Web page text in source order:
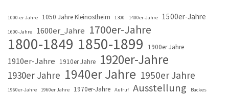
1000-er Jahre 1050 Jahre Kleinostheim 1300 1400er-Jahre 1500er-Jahre
1600-Jahre 1600er_Jahre 1700er-Jahre
1800-1849 1850-1899 1900er Jahre
1910er-Jahre 1910er Jahre 1920er-Jahre
1930er Jahre 1940er Jahre 1950er Jahre
1960er-Jahre 1960er Jahre 1970er-Jahre Aufruf Ausstellung Backes